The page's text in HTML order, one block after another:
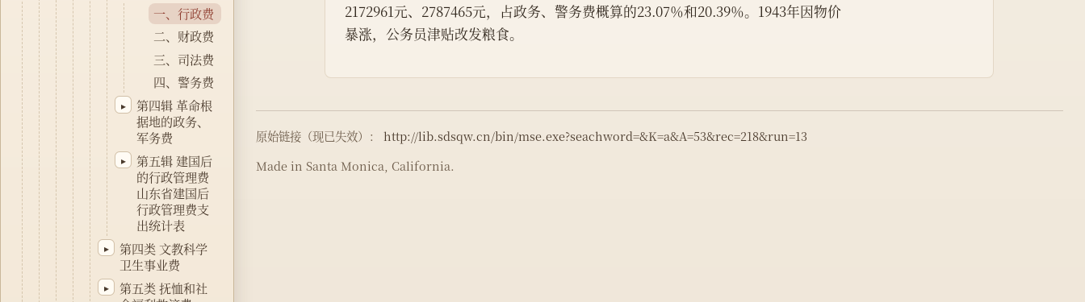
一、行政费
二、财政费
三、司法费
四、警务费
▸
第四辑 革命根
据地的政务、
军务费
▸
第五辑 建国后
的行政管理费
山东省建国后
行政管理费支
出统计表
▸
第四类 文教科学
卫生事业费
▸
第五类 抚恤和社
2172961元、2787465元，占政务、警务费概算的23.07％和20.39％。1943年因物价
暴涨，公务员津贴改发粮食。
原始链接（现已失效）：
http://lib.sdsqw.cn/bin/mse.exe?seachword=&K=a&A=53&rec=218&run=13
Made in Santa Monica, California.